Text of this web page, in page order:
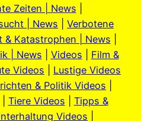
Zeiten | News
| News
Verbotene
& Katastrophen | News
| News
Videos
Film &
Videos
Lustige Videos
& Politik Videos
Tiere Videos
Tipps &
Videos